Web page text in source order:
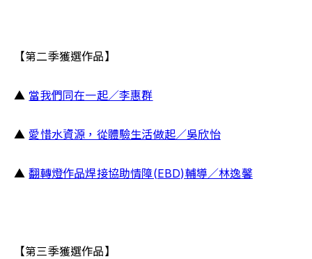
【第二季獲選作品】
▲ 當我們同在一起／李惠群
▲ 愛惜水資源，從體驗生活做起／吳欣怡
▲ 翻轉燈作品焊接協助情障(EBD)輔導／林逸馨
【第三季獲選作品】